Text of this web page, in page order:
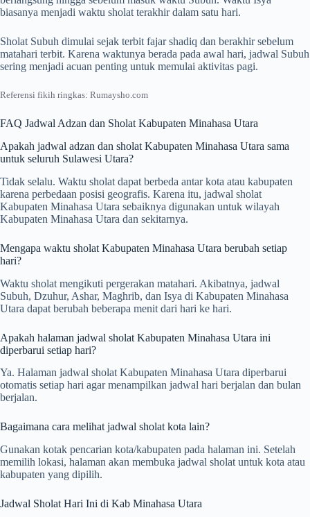
biasanya menjadi waktu sholat terakhir dalam satu hari.
Sholat Subuh dimulai sejak terbit fajar shadiq dan berakhir sebelum
matahari terbit. Karena waktunya berada pada awal hari, jadwal Subuh
sering menjadi acuan penting untuk memulai aktivitas pagi.
Referensi fikih ringkas: Rumaysho.com
FAQ Jadwal Adzan dan Sholat Kabupaten Minahasa Utara
Apakah jadwal adzan dan sholat Kabupaten Minahasa Utara sama
untuk seluruh Sulawesi Utara?
Tidak selalu. Waktu sholat dapat berbeda antar kota atau kabupaten
karena perbedaan posisi geografis. Karena itu, jadwal sholat
Kabupaten Minahasa Utara sebaiknya digunakan untuk wilayah
Kabupaten Minahasa Utara dan sekitarnya.
Mengapa waktu sholat Kabupaten Minahasa Utara berubah setiap
hari?
Waktu sholat mengikuti pergerakan matahari. Akibatnya, jadwal
Subuh, Dzuhur, Ashar, Maghrib, dan Isya di Kabupaten Minahasa
Utara dapat berubah beberapa menit dari hari ke hari.
Apakah halaman jadwal sholat Kabupaten Minahasa Utara ini
diperbarui setiap hari?
Ya. Halaman jadwal sholat Kabupaten Minahasa Utara diperbarui
otomatis setiap hari agar menampilkan jadwal hari berjalan dan bulan
berjalan.
Bagaimana cara melihat jadwal sholat kota lain?
Gunakan kotak pencarian kota/kabupaten pada halaman ini. Setelah
memilih lokasi, halaman akan membuka jadwal sholat untuk kota atau
kabupaten yang dipilih.
Jadwal Sholat Hari Ini di Kab Minahasa Utara